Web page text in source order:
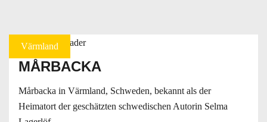
Värmland
MÅRBACKA
Mårbacka in Värmland, Schweden, bekannt als der
Heimatort der geschätzten schwedischen Autorin Selma